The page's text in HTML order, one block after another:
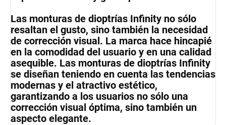
Las monturas de dioptrías Infinity no sólo
resaltan el gusto, sino también la necesidad
de corrección visual. La marca hace hincapié
en la comodidad del usuario y en una calidad
asequible. Las monturas de dioptrías Infinity
se diseñan teniendo en cuenta las tendencias
modernas y el atractivo estético,
garantizando a los usuarios no sólo una
corrección visual óptima, sino también un
aspecto elegante.